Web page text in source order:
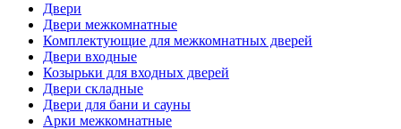
Двери
Двери межкомнатные
Комплектующие для межкомнатных дверей
Двери входные
Козырьки для входных дверей
Двери складные
Двери для бани и сауны
Арки межкомнатные